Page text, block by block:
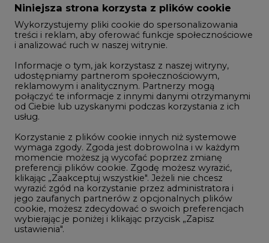
Zmiany kadrowe na rynku
Studio CIRE
Rozmowy o energetyce
Gospodarka
Geopolityka
LTE450
Innowacje i AI
Telekomunikacja i IT
Handel emisjami CO2
Wodór
Górnictwo
Niniejsza strona korzysta z plików cookie
Wykorzystujemy pliki cookie do spersonalizowania
treści i reklam, aby oferować funkcje społecznościowe
i analizować ruch w naszej witrynie.
Informacje o tym, jak korzystasz z naszej witryny,
udostępniamy partnerom społecznościowym,
reklamowym i analitycznym. Partnerzy mogą
połączyć te informacje z innymi danymi otrzymanymi
od Ciebie lub uzyskanymi podczas korzystania z ich
usług.
Korzystanie z plików cookie innych niż systemowe
wymaga zgody. Zgoda jest dobrowolna i w każdym
momencie możesz ją wycofać poprzez zmianę
preferencji plików cookie. Zgodę możesz wyrazić,
klikając „Zaakceptuj wszystkie". Jeżeli nie chcesz
wyrazić zgód na korzystanie przez administratora i
jego zaufanych partnerów z opcjonalnych plików
cookie, możesz zdecydować o swoich preferencjach
wybierając je poniżej i klikając przycisk „Zapisz
ustawienia".